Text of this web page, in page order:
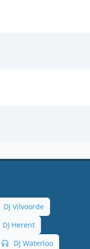
DJ Vilvoorde
DJ Herent
DJ Waterloo